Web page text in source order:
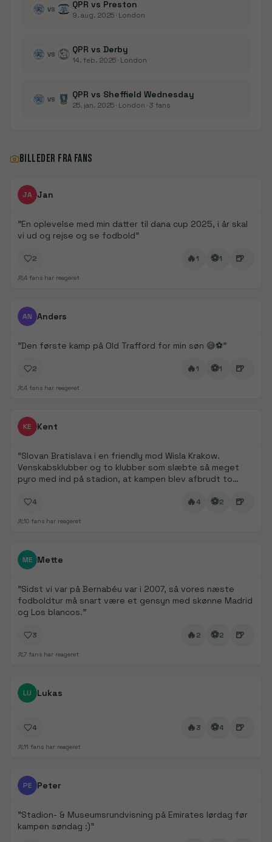
VS QPR vs Preston
9. aug. 2025 · London
VS QPR vs Derby
14. feb. 2025 · London
VS QPR vs Sheffield Wednesday
25. jan. 2025 · London · 3 fans
BILLEDER FRA FANS
FanDays bidrag
JA Jan
"En oplevelse med min datter til dana cup 2025, i år skal
vi ud og rejse og se fodbold"
2 🔥1 ⚽1 🍺
4 fans har reageret
FanDays bidrag
AN Anders
"Den første kamp på Old Trafford for min søn 😅⚽️"
2 🔥1 ⚽1 🍺
4 fans har reageret
FanDays bidrag
KE Kent
"Slovan Bratislava i en friendly mod Wisla Krakow.
Venskabsklubber og to klubber som slæbte så meget
pyro med ind på stadion, at kampen blev afbrudt to
4 🔥4 ⚽2 🍺
10 fans har reageret
FanDays bidrag
ME Mette
"Sidst vi var på Bernabéu var i 2007, så vores næste
fodboldtur må snart være et gensyn med skønne Madrid
og Los blancos."
3 🔥2 ⚽2 🍺
7 fans har reageret
FanDays bidrag
LU Lukas
4 🔥3 ⚽4 🍺
11 fans har reageret
FanDays bidrag
PE Peter
"Stadion- & Museumsrundvisning på Emirates lørdag før
kampen søndag :)"